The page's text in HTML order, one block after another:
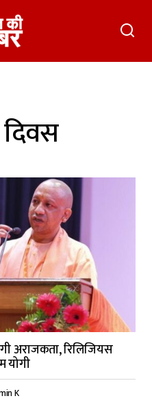
अराजकता, रिलिजियस
योगी
K